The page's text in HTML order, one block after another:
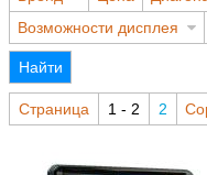
Возможности дисплея
Найти
Страница 1 - 2 2